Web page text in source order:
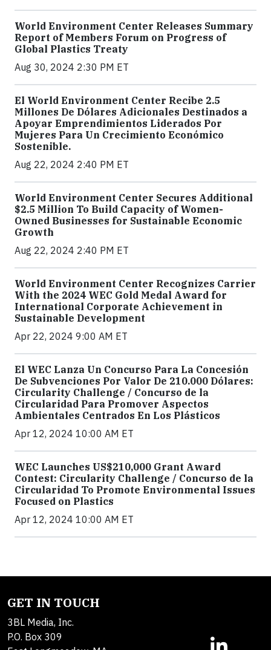
World Environment Center Releases Summary
Report of Members Forum on Progress of
Global Plastics Treaty
Aug 30, 2024 2:30 PM ET
El World Environment Center Recibe 2.5
Millones De Dólares Adicionales Destinados a
Apoyar Emprendimientos Liderados Por
Mujeres Para Un Crecimiento Económico
Sostenible.
Aug 22, 2024 2:40 PM ET
World Environment Center Secures Additional
$2.5 Million To Build Capacity of Women-
Owned Businesses for Sustainable Economic
Growth
Aug 22, 2024 2:40 PM ET
World Environment Center Recognizes Carrier
With the 2024 WEC Gold Medal Award for
International Corporate Achievement in
Sustainable Development
Apr 22, 2024 9:00 AM ET
El WEC Lanza Un Concurso Para La Concesión
De Subvenciones Por Valor De 210.000 Dólares:
Circularity Challenge / Concurso de la
Circularidad Para Promover Aspectos
Ambientales Centrados En Los Plásticos
Apr 12, 2024 10:00 AM ET
WEC Launches US$210,000 Grant Award
Contest: Circularity Challenge / Concurso de la
Circularidad To Promote Environmental Issues
Focused on Plastics
Apr 12, 2024 10:00 AM ET
GET IN TOUCH
3BL Media, Inc.
P.O. Box 309